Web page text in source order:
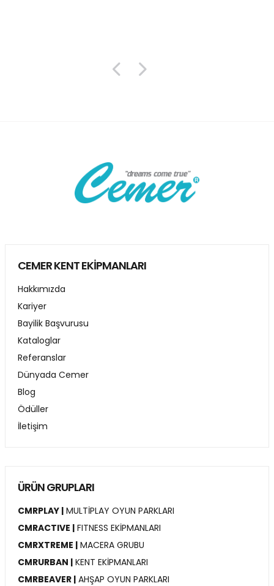
CEMER KENT EKİPMANLARI
Hakkımızda
Kariyer
Bayilik Başvurusu
Kataloglar
Referanslar
Dünyada Cemer
Blog
Ödüller
İletişim
ÜRÜN GRUPLARI
CMRPLAY | MULTİPLAY OYUN PARKLARI
CMRACTIVE | FITNESS EKİPMANLARI
CMRXTREME | MACERA GRUBU
CMRURBAN | KENT EKİPMANLARI
CMRBEAVER | AHŞAP OYUN PARKLARI